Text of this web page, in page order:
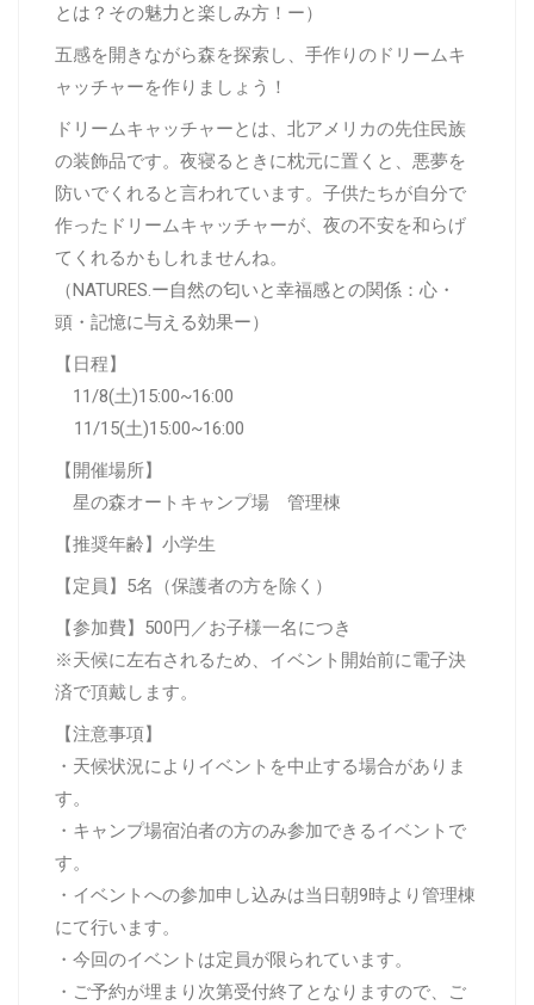
とは？その魅力と楽しみ方！ ー）
五感を開きながら森を探索し、手作りのドリームキ
ャッチャーを作りましょう！
ドリームキャッチャーとは、北アメリカの先住民族
の装飾品です。夜寝るときに枕元に置くと、悪夢を
防いでくれると言われています。子供たちが自分で
作ったドリームキャッチャーが、夜の不安を和らげ
てくれるかもしれませんね。
（NATURES.ー自然の匂いと幸福感との関係：心・
頭・記憶に与える効果ー）
【日程】
11/8(土)15:00~16:00
11/15(土)15:00~16:00
【開催場所】
星の森オートキャンプ場 管理棟
【推奨年齢】小学生
【定員】5名（保護者の方を除く）
【参加費】500円／お子様一名につき
※天候に左右されるため、 イベント開始前に電子決
済で頂戴します。
【注意事項】
・天候状況によりイベントを中止する場合がありま
す。
・キャンプ場宿泊者の方のみ参加できるイベントで
す。
・イベントへの参加申し込みは当日朝9時より管理棟
にて行います。
・今回のイベントは定員が限られています。
・ご予約が埋まり次第受付終了となりますので、ご